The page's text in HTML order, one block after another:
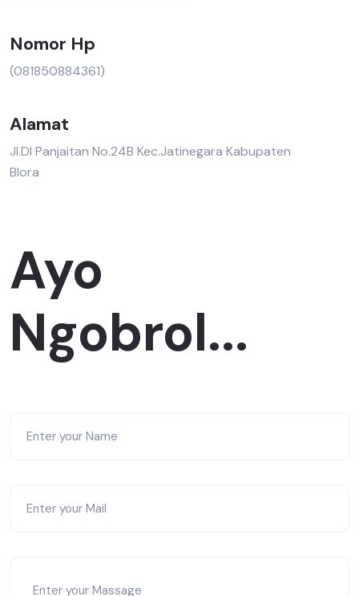
Nomor Hp
(081850884361)
Alamat
Jl.DI Panjaitan No.24B Kec.Jatinegara Kabupaten
Blora
Ayo
Ngobrol...